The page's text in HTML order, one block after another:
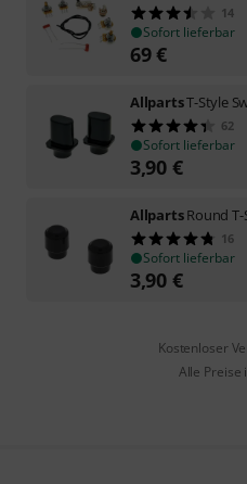
14
Sofort lieferbar
69€
AllpartsT-Style
62
Sofort lieferbar
3,90 €
AllpartsRound
16
Sofort lieferbar
3,90 €
Kostenloser
Alle Preise